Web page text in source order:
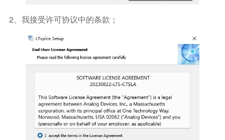
2、我接受许可协议中的条款；